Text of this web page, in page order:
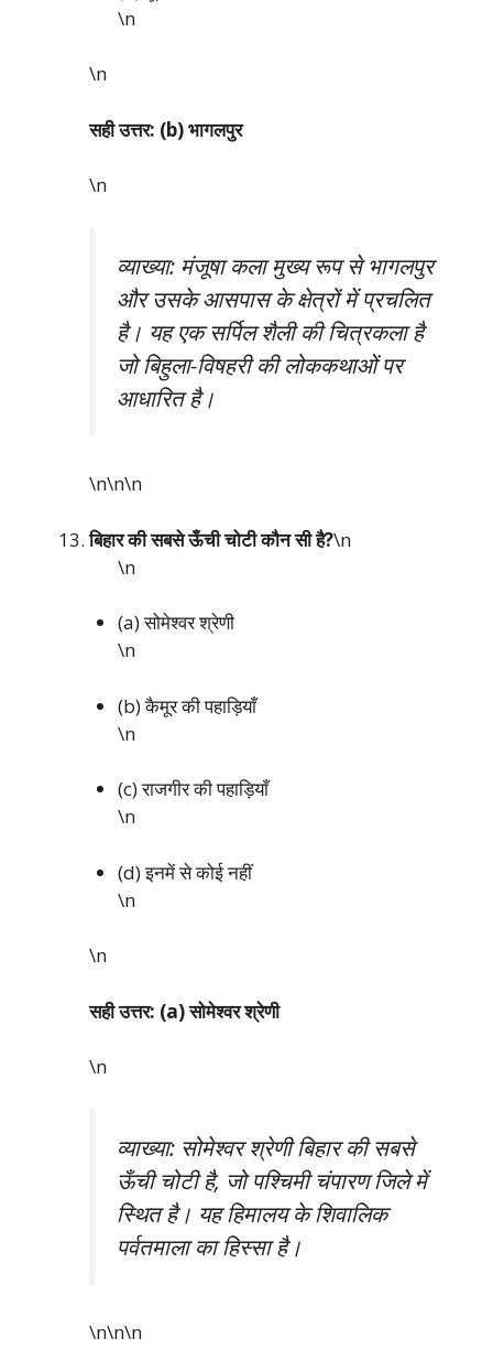
\n
\n
सही उत्तर: (b) भागलपुर
\n
व्याख्या: मंजूषा कला मुख्य रूप से भागलपुर
और उसके आसपास के क्षेत्रों में प्रचलित
है। यह एक सर्पिल शैली की चित्रकला है
जो बिहुला-विषहरी की लोककथाओं पर
आधारित है।
\n\n\n
बिहार की सबसे ऊँची चोटी कौन सी है?\n
\n
(a) सोमेश्वर श्रेणी
\n
(b) कैमूर की पहाड़ियाँ
\n
(c) राजगीर की पहाड़ियाँ
\n
(d) इनमें से कोई नहीं
\n
\n
सही उत्तर: (a) सोमेश्वर श्रेणी
\n
व्याख्या: सोमेश्वर श्रेणी बिहार की सबसे
ऊँची चोटी है, जो पश्चिमी चंपारण जिले में
स्थित है। यह हिमालय के शिवालिक
पर्वतमाला का हिस्सा है।
\n\n\n